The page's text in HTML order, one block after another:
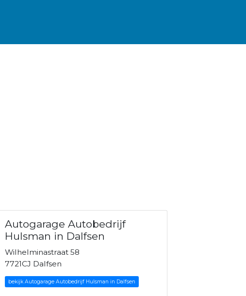
Autogarage Autobedrijf
Hulsman in Dalfsen
Wilhelminastraat 58
7721CJ Dalfsen
bekijk Autogarage Autobedrijf Hulsman in Dalfsen